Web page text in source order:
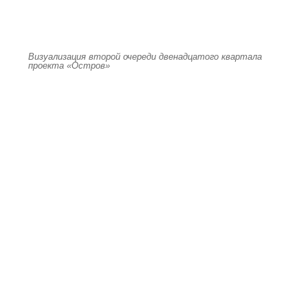
Визуализация второй очереди двенадцатого квартала
проекта «Остров»